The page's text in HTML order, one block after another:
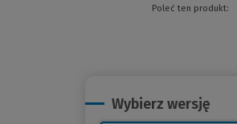
Poleć ten produkt:
Wybierz wersję